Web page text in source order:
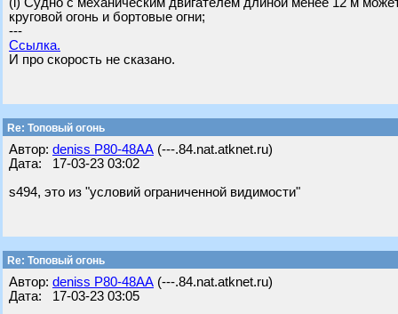
круговой огонь и бортовые огни;
---
Ссылка.
И про скорость не сказано.
Re: Топовый огонь
Автор: deniss Р80-48АА (---.84.nat.atknet.ru)
Дата: 17-03-23 03:02
s494, это из "условий ограниченной видимости"
Re: Топовый огонь
Автор: deniss Р80-48АА (---.84.nat.atknet.ru)
Дата: 17-03-23 03:05